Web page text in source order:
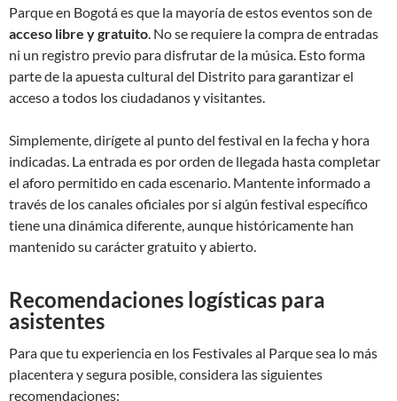
Parque en Bogotá es que la mayoría de estos eventos son de
acceso libre y gratuito. No se requiere la compra de entradas
ni un registro previo para disfrutar de la música. Esto forma
parte de la apuesta cultural del Distrito para garantizar el
acceso a todos los ciudadanos y visitantes.
Simplemente, dirígete al punto del festival en la fecha y hora
indicadas. La entrada es por orden de llegada hasta completar
el aforo permitido en cada escenario. Mantente informado a
través de los canales oficiales por si algún festival específico
tiene una dinámica diferente, aunque históricamente han
mantenido su carácter gratuito y abierto.
Recomendaciones logísticas para
asistentes
Para que tu experiencia en los Festivales al Parque sea lo más
placentera y segura posible, considera las siguientes
recomendaciones: